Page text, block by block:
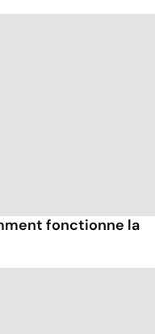
fonctionne la